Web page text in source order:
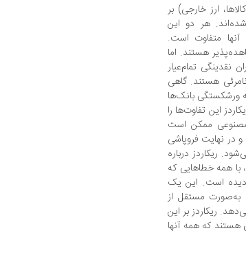
کالاها، ارز خارجی) بر
شده‌اند. هر دو این
متفاوت است.
هستند. اما
نقدینگی تمام‌عیار
هستند. گاهی
ورشکستگی بانک‌ها
این تفاوت‌ها را
ممکن است
و در نهایت فروپاشی
ریکاردز درباره
همه خطاهایی که
دیده است. این یک
به‌صورت مستقل از
ریکاردز بر این
هستند که همه آنها